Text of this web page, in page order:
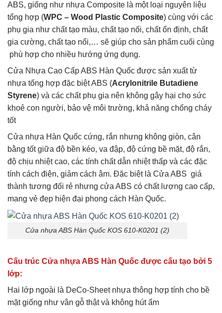
ABS, giống như nhựa Composite là một loại nguyên liệu
tổng hợp (WPC – Wood Plastic Composite) cùng với các
phụ gia như chất tạo màu, chất tạo nối, chất ổn định, chất
gia cường, chất tạo nổi,… sẽ giúp cho sản phẩm cuối cùng
phù hợp cho nhiều hướng ứng dụng.
Cửa Nhựa Cao Cấp ABS Hàn Quốc được sản xuất từ
nhựa tổng hợp đặc biệt ABS (Acrylonitrile Butadiene
Styrene) và các chất phụ gia nên không gây hại cho sức
khoẻ con người, bảo vệ môi trường, khả năng chống cháy
tốt
Cửa nhựa Hàn Quốc cứng, rắn nhưng không giòn, cân
bằng tốt giữa độ bền kéo, va đập, độ cứng bề mặt, độ rắn,
độ chịu nhiệt cao, các tính chất dẫn nhiệt thấp và các đặc
tính cách điện, giảm cách âm. Đặc biệt là Cửa ABS giá
thành tương đối rẻ nhưng cửa ABS có chất lượng cao cấp,
mang vẻ đẹp hiện đại phong cách Hàn Quốc.
Cửa nhựa ABS Hàn Quốc KOS 610-K0201 (2)
Cấu trúc Cửa nhựa ABS Hàn Quốc được cấu tạo bởi 5
lớp:
Hai lớp ngoài là DeCo-Sheet nhựa thông hợp tính cho bề
mặt giống như vân gỗ thật và không hút ẩm